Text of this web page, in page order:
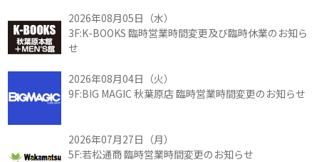
2026年08月05日（水）
3F:K-BOOKS 臨時営業時間変更及び臨時休業のお知ら
せ
2026年08月04日（火）
9F:BIG MAGIC 秋葉原店 臨時営業時間変更のお知らせ
2026年07月27日（月）
5F:若松通商 臨時営業時間変更のお知らせ